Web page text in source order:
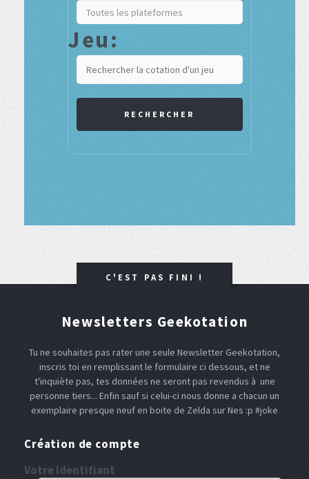
Jeu:
RECHERCHER
C'EST PAS FINI !
Newsletters Geekotation
Tu ne souhaites pas rater une seule Newsletter Geekotation,
inscris toi en remplissant le formulaire ci dessous, et ne
t'inquiète pas, tes données ne seront pas revendus à une
personne tiers... Enfin sauf si celui-ci nous donne a chacun un
exemplaire presque neuf en boite de Zelda sur Nes :p #joke
Création de compte
Votre Identifiant